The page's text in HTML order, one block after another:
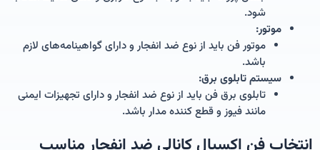
شود.
موتور:
موتور فن باید از نوع ضد انفجار و دارای گواهینامه‌های لازم
باشد.
سیستم تابلوی برق:
تابلوی برق فن باید از نوع ضد انفجار و دارای تجهیزات ایمنی
مانند فیوز و قطع کننده مدار باشد.